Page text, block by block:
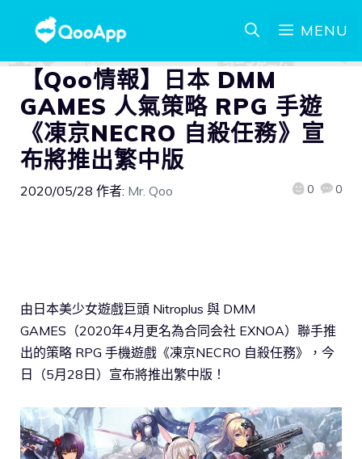
MENU
【Qoo情報】日本 DMM
GAMES 人氣策略 RPG 手遊
《凍京NECRO 自殺任務》宣
布將推出繁中版
2020/05/28 作者: Mr. Qoo 0 0
由日本美少女遊戲巨頭 Nitroplus 與 DMM
GAMES（2020年4月更名為合同会社 EXNOA）聯手推
出的策略 RPG 手機遊戲《凍京NECRO 自殺任務》，今
日（5月28日）宣布將推出繁中版！